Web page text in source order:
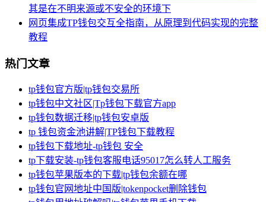
其是在不明来源或不安全的环境下
网页集成TP钱包交互全指南，从原理到代码实现的完整
教程
热门文章
tp钱包官方版|tp钱包交易所
tp钱包中文社区|Tp钱包下载官方app
tp钱包数据迁移|tp钱包安卓版
tp 钱包资金池讲解|TP钱包下载教程
tp钱包下载地址-tp钱包 安全
tp下载安装-tp钱包客服电话95017怎么转人工服务
tp钱包苹果版本的下载|tp钱包余额在哪
tp钱包官网地址中国版|tokenpocket删除钱包